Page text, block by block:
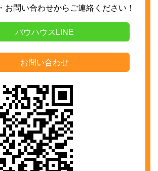
・お問い合わせからご連絡ください！
バウハウスLINE
お問い合わせ